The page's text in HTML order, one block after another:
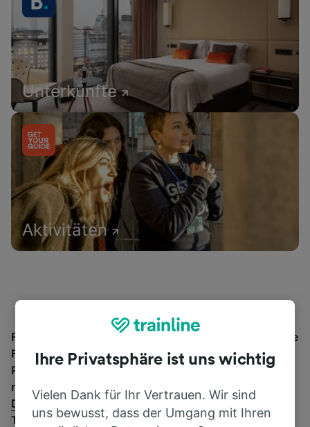
Unterkünfte
Aktivitäten
Finden Sie hier Informationen über den Bahnhof sowie
Fahrpläne und buchen Sie Bahntickets ab und nach
Pederstrup St.. Trainline bietet Verbindungen von
mehr als 270 Bahn- und Fernbusunternehmen wie
Deutsche Bahnin 45 Ländern an. Finden Sie mit
Trainline die passende Verbindung ab Pederstrup St..
Ihre Privatsphäre ist uns wichtig
Vielen Dank für Ihr Vertrauen. Wir sind
uns bewusst, dass der Umgang mit Ihren